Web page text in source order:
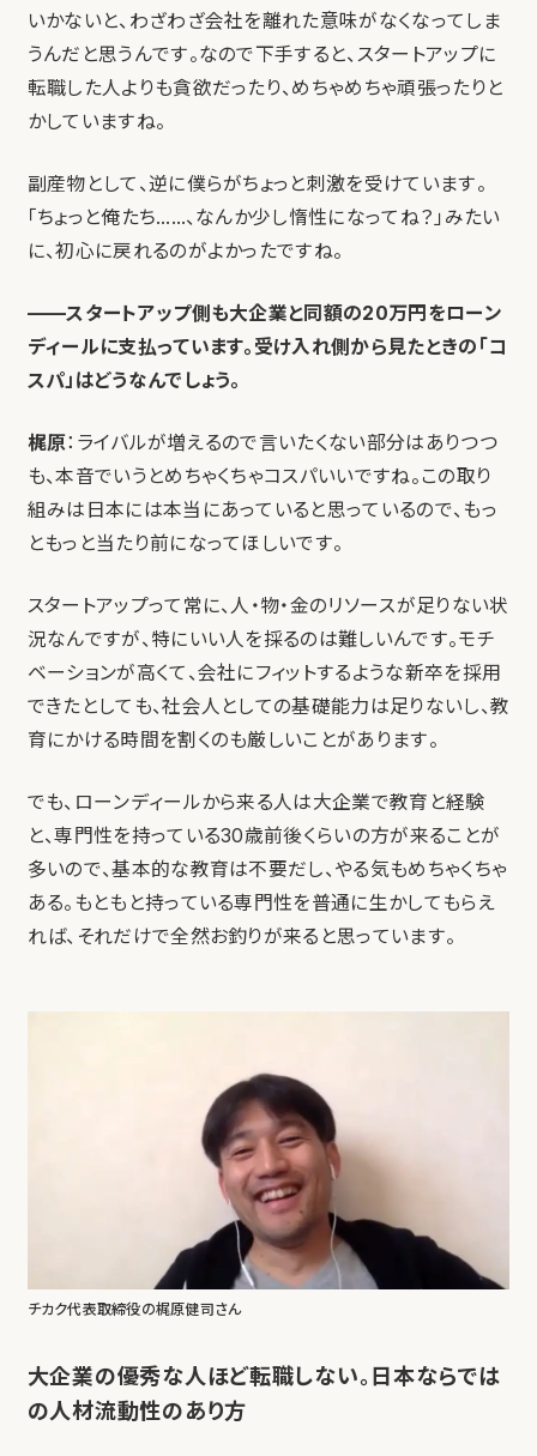
いかないと、わざわざ会社を離れた意味がなくなってしま
うんだと思うんです。なので下手すると、スタートアップに
転職した人よりも貪欲だったり、めちゃめちゃ頑張ったりと
かしていますね。
副産物として、逆に僕らがちょっと刺激を受けています。
「ちょっと俺たち……、なんか少し惰性になってね？」みたい
に、初心に戻れるのがよかったですね。
——スタートアップ側も大企業と同額の20万円をローン
ディールに支払っています。受け入れ側から見たときの「コ
スパ」はどうなんでしょう。
梶原：ライバルが増えるので言いたくない部分はありつつ
も、本音でいうとめちゃくちゃコスパいいですね。この取り
組みは日本には本当にあっていると思っているので、もっ
ともっと当たり前になってほしいです。
スタートアップって常に、人・物・金のリソースが足りない状
況なんですが、特にいい人を採るのは難しいんです。モチ
ベーションが高くて、会社にフィットするような新卒を採用
できたとしても、社会人としての基礎能力は足りないし、教
育にかける時間を割くのも厳しいことがあります。
でも、ローンディールから来る人は大企業で教育と経験
と、専門性を持っている30歳前後くらいの方が来ることが
多いので、基本的な教育は不要だし、やる気もめちゃくちゃ
ある。もともと持っている専門性を普通に生かしてもらえ
れば、それだけで全然お釣りが来ると思っています。
チカク代表取締役の梶原健司さん
大企業の優秀な人ほど転職しない。日本ならでは
の人材流動性のあり方